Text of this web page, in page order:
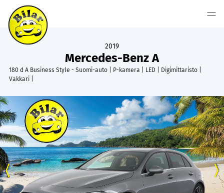
Mercedes-Benz A
2019
180 d A Business Style - Suomi-auto | P-kamera | LED | Digimittaristo |
Vakkari |